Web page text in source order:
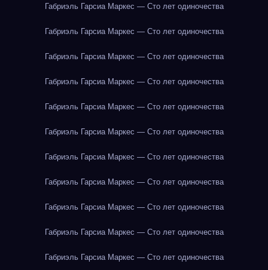
Габриэль Гарсиа Маркес — Сто лет одиночества
Габриэль Гарсиа Маркес — Сто лет одиночества
Габриэль Гарсиа Маркес — Сто лет одиночества
Габриэль Гарсиа Маркес — Сто лет одиночества
Габриэль Гарсиа Маркес — Сто лет одиночества
Габриэль Гарсиа Маркес — Сто лет одиночества
Габриэль Гарсиа Маркес — Сто лет одиночества
Габриэль Гарсиа Маркес — Сто лет одиночества
Габриэль Гарсиа Маркес — Сто лет одиночества
Габриэль Гарсиа Маркес — Сто лет одиночества
Габриэль Гарсиа Маркес — Сто лет одиночества